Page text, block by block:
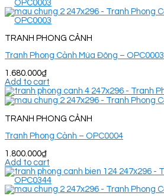
TRANH PHONG CẢNH
Tranh Phong Cảnh Mùa Đông – OPC0003
1.680.000₫
Add to cart
TRANH PHONG CẢNH
Tranh Phong Cảnh – OPC0004
1.800.000₫
Add to cart